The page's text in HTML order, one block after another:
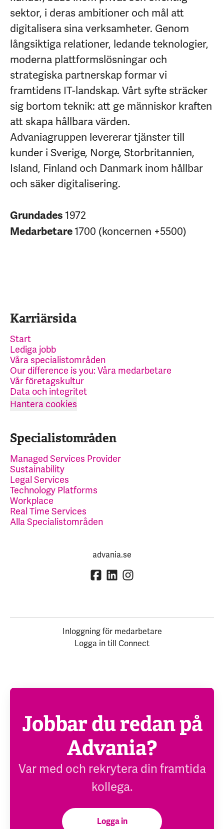
sektor, i deras ambitioner och mål att
digitalisera sina verksamheter. Genom
långsiktiga relationer, ledande teknologier,
moderna plattformslösningar och
strategiska partnerskap formar vi
framtidens IT-landskap. Vårt syfte sträcker
sig bortom teknik: att ge människor kraften
att skapa hållbara värden.
Advaniagruppen levererar tjänster till
kunder i Sverige, Norge, Storbritannien,
Island, Finland och Danmark inom hållbar
och säker digitalisering.
Grundades1972
Medarbetare1700 (koncernen +5500)
Karriärsida
Start
Lediga jobb
Våra specialistområden
Our difference is you: Våra medarbetare
Vår företagskultur
Data och integritet
Hantera cookies
Specialistområden
Managed Services Provider
Sustainability
Legal Services
Technology Platforms
Workplace
Real Time Services
Alla Specialistområden
advania.se
Inloggning för medarbetare
Logga in till Connect
Jobbar du redan på
Advania?
Var med och rekrytera din framtida
kollega.
Logga in